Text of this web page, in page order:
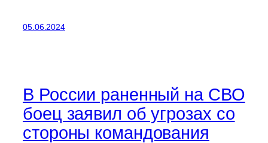
05.06.2024
В России раненный на СВО
боец заявил об угрозах со
стороны командования